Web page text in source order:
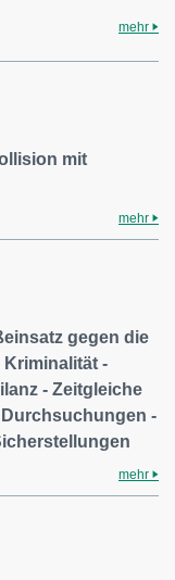
mehr
mit
mehr
gegen die
-
- Zeitgleiche
Durchsuchungen -
mehr